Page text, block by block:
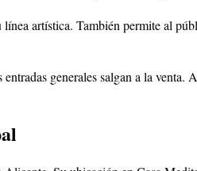
artística. También permite al
generales salgan a la venta.